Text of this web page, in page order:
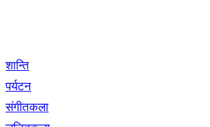
शान्ति
पर्यटन
संगीतकला